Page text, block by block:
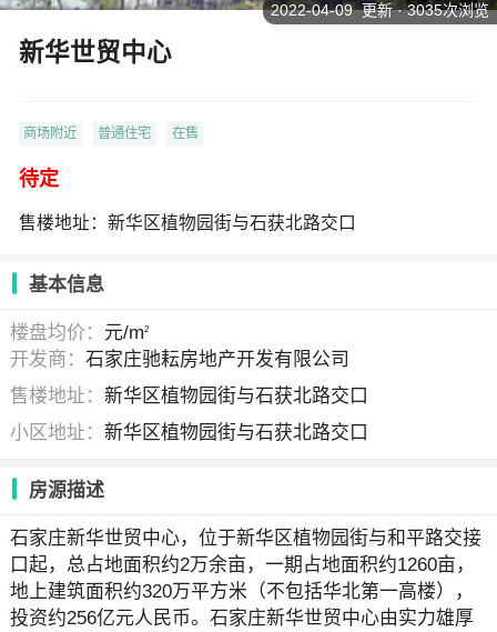
新华世贸中心
商场附近 普通住宅 在售
待定
售楼地址：新华区植物园街与石获北路交口
2022-04-09 更新 · 3035次浏览
基本信息
楼盘均价： 元/m2
开发商：石家庄驰耘房地产开发有限公司
售楼地址：新华区植物园街与石获北路交口
小区地址：新华区植物园街与石获北路交口
房源描述
石家庄新华世贸中心，位于新华区植物园街与和平路交接
口起，总占地面积约2万余亩，一期占地面积约1260亩，
地上建筑面积约320万平方米（不包括华北第一高楼），
投资约256亿元人民币。石家庄新华世贸中心由实力雄厚